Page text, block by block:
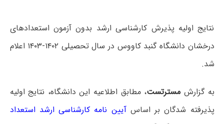
نتایج اولیه پذیرش کارشناسی ارشد بدون آزمون استعدادهای
درخشان دانشگاه گنبد کاووس در سال تحصیلی ۱۴۰۲-۱۴۰۳ اعلام
شد.
به گزارش مسترتست، مطابق اطلاعیه این دانشگاه، نتایج اولیه
پذیرفته شدگان بر اساسآیین نامه کارشناسی ارشد استعداد